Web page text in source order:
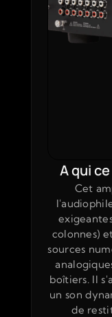
Cet
colonnes)
sources
boîtiers. Il
un son
de
A qui